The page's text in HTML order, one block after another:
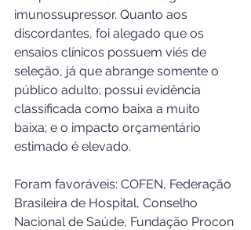
imunossupressor. Quanto aos
discordantes, foi alegado que os
ensaios clínicos possuem viés de
seleção, já que abrange somente o
público adulto; possui evidência
classificada como baixa a muito
baixa; e o impacto orçamentário
estimado é elevado.
Foram favoráveis: COFEN, Federação
Brasileira de Hospital, Conselho
Nacional de Saúde, Fundação Procon